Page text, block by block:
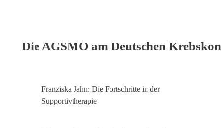
Die AGSMO am Deutschen
Franziska Jahn: Die Fortschritte in der
Supportivtherapie